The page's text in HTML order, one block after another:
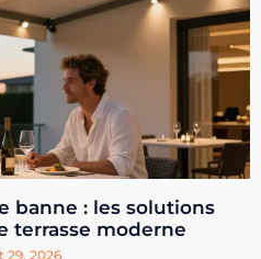
banne : les solutions
terrasse moderne
29, 2026